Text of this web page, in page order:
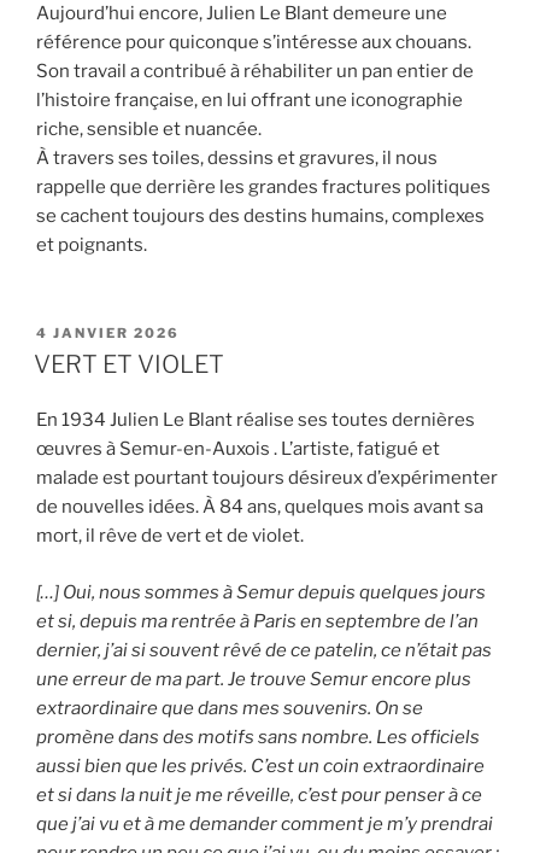
Aujourd’hui encore, Julien Le Blant demeure une
référence pour quiconque s’intéresse aux chouans.
Son travail a contribué à réhabiliter un pan entier de
l’histoire française, en lui offrant une iconographie
riche, sensible et nuancée.
À travers ses toiles, dessins et gravures, il nous
rappelle que derrière les grandes fractures politiques
se cachent toujours des destins humains, complexes
et poignants.
PUBLIÉ
LE
4 JANVIER 2026
VERT ET VIOLET
En 1934 Julien Le Blant réalise ses toutes dernières
œuvres à Semur-en-Auxois . L’artiste, fatigué et
malade est pourtant toujours désireux d’expérimenter
de nouvelles idées. À 84 ans, quelques mois avant sa
mort, il rêve de vert et de violet.
[…] Oui, nous sommes à Semur depuis quelques jours
et si, depuis ma rentrée à Paris en septembre de l’an
dernier, j’ai si souvent rêvé de ce patelin, ce n’était pas
une erreur de ma part. Je trouve Semur encore plus
extraordinaire que dans mes souvenirs. On se
promène dans des motifs sans nombre. Les officiels
aussi bien que les privés. C’est un coin extraordinaire
et si dans la nuit je me réveille, c’est pour penser à ce
que j’ai vu et à me demander comment je m’y prendrai